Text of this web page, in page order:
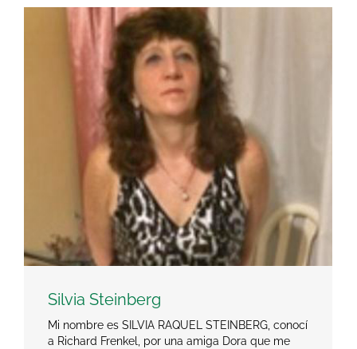
Silvia Steinberg
Mi nombre es SILVIA RAQUEL STEINBERG, conocí
a Richard Frenkel, por una amiga Dora que me